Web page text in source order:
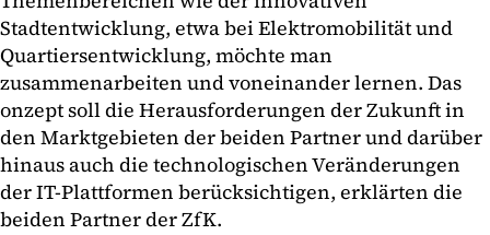
Stadtentwicklung, etwa bei Elektromobilität und
Quartiersentwicklung, möchte man
zusammenarbeiten und voneinander lernen. Das
onzept soll die Herausforderungen der Zukunft in
den Marktgebieten der beiden Partner und darüber
hinaus auch die technologischen Veränderungen
der IT-Plattformen berücksichtigen, erklärten die
beiden Partner der ZfK.